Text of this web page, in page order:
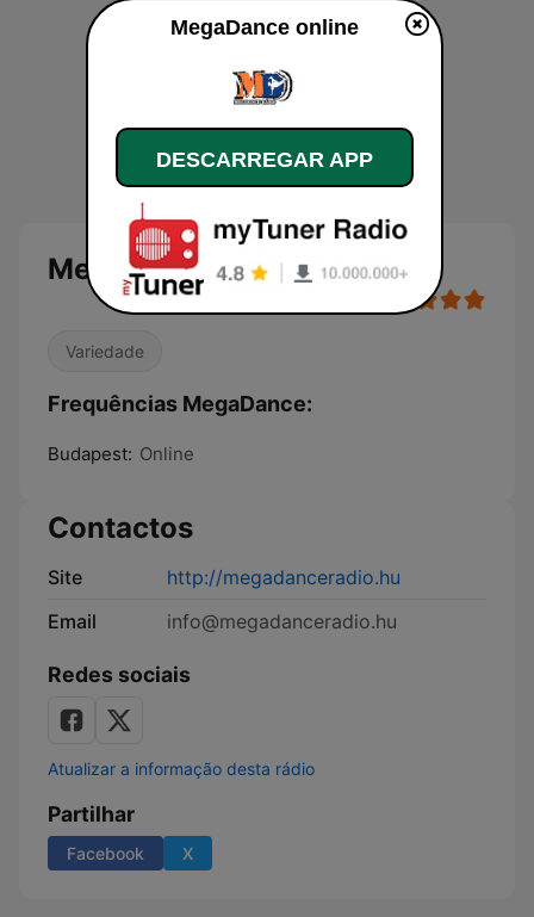
MegaDance
Variedade
Frequências MegaDance:
Budapest: Online
Contactos
Site
http://megadanceradio.hu
Email
info@megadanceradio.hu
Redes sociais
Atualizar a informação desta rádio
Partilhar
Facebook X
MegaDance online
DESCARREGAR APP